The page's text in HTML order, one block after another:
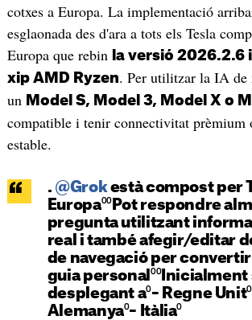
cotxes a Europa. La implementació
esglaonada des d'ara a tots els Tesla
Europa que rebin la versió 2026.2.6
xip AMD Ryzen. Per utilitzar la IA
un Model S, Model 3, Model X o
compatible i tenir connectivitat
estable.
. @Grokestà compost per
Europa⁰⁰Pot respondre
pregunta utilitzant
real i també afegir/editar
de navegació per
guia personal⁰⁰Inicialment
desplegant a⁰– Regne
Alemanya⁰– Itàlia⁰